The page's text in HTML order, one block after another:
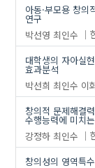
아동·부모용 창
연구
박선영 최인수
대학생의 자아실
효과분석
박선희 최인수 이
창의적 문제해결
수행능력에 미치
강정하 최인수
창의성의 영역특